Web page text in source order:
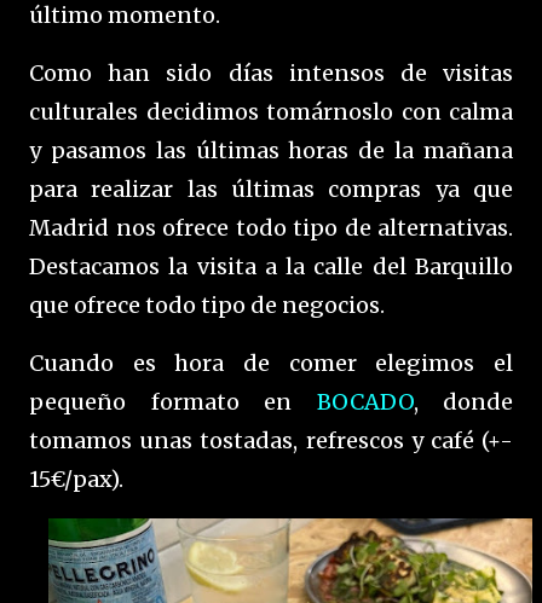
último momento.
Como han sido días intensos de visitas
culturales decidimos tomárnoslo con calma
y pasamos las últimas horas de la mañana
para realizar las últimas compras ya que
Madrid nos ofrece todo tipo de alternativas.
Destacamos la visita a la calle del Barquillo
que ofrece todo tipo de negocios.
Cuando es hora de comer elegimos el
pequeño formato en BOCADO, donde
tomamos unas tostadas, refrescos y café (+-
15€/pax).